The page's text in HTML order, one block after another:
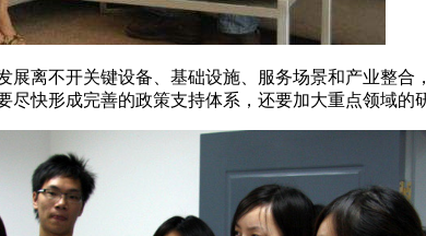
展离不开关键设备、基础设施、服务场景和产业整
尽快形成完善的政策支持体系，还要加大重点领域